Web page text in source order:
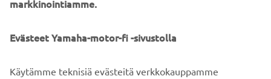
©Yamaha Motor Europe N.V. / Yamaha Motor Co., Ltd.
koskaan käyttää kaupallisiin tai ei-kaupallisiin tarkoituksiin
Co., Ltd:n nimenomaista kirjallista lupaa.
markkinointiamme.
Evästeet Yamaha-motor-fi -sivustolla
Käytämme teknisiä evästeitä verkkokauppamme